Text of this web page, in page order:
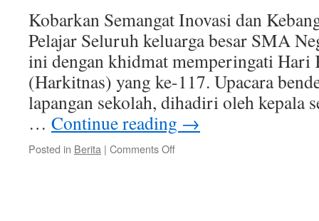
Kobarkan Semangat Inovasi dan
Pelajar Seluruh keluarga besar SMA
ini dengan khidmat memperingati Hari
(Harkitnas) yang ke-117. Upacara
lapangan sekolah, dihadiri oleh kepala
… Continue reading →
Posted in Berita | Comments Offon